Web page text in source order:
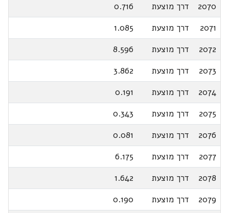
2070
דרך מוצעת
0.716
2071
דרך מוצעת
1.085
2072
דרך מוצעת
8.596
2073
דרך מוצעת
3.862
2074
דרך מוצעת
0.191
2075
דרך מוצעת
0.343
2076
דרך מוצעת
0.081
2077
דרך מוצעת
6.175
2078
דרך מוצעת
1.642
2079
דרך מוצעת
0.190